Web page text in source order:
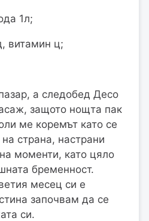
1л;
витамин ц;
а следобед Десо
защото нощта пак
ме коремът като се
страна, настрани
моменти, като цяло
бременност.
месец си е
започвам да се
си.